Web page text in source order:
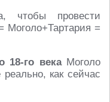
чтобы провести
Моголо+Тартария =
18-го векаМоголо
как сейчас